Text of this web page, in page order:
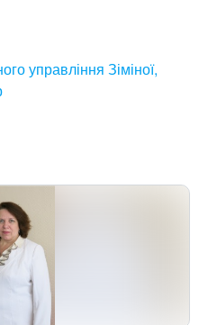
управління Зіміної,